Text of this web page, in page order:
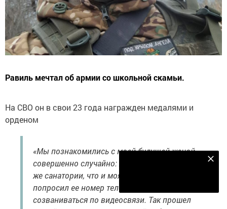
Равиль мечтал об армии со школьной скамьи.
На СВО он в свои 23 года награжден медалями и
орденом
«Мы познакомились с моей будущей женой
совершенно случайно: Алия работала в том
же санатории, что и моя мама. Чуть позже я
попросил ее номер телефона, стали
созваниваться по видеосвязи. Так прошел